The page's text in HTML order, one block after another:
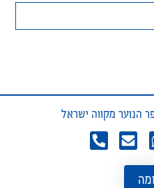
הנוער מקווה ישראל